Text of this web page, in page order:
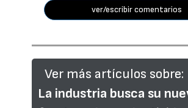
ver/escribir comentarios
Ver más artículos sobre:
La industria busca su